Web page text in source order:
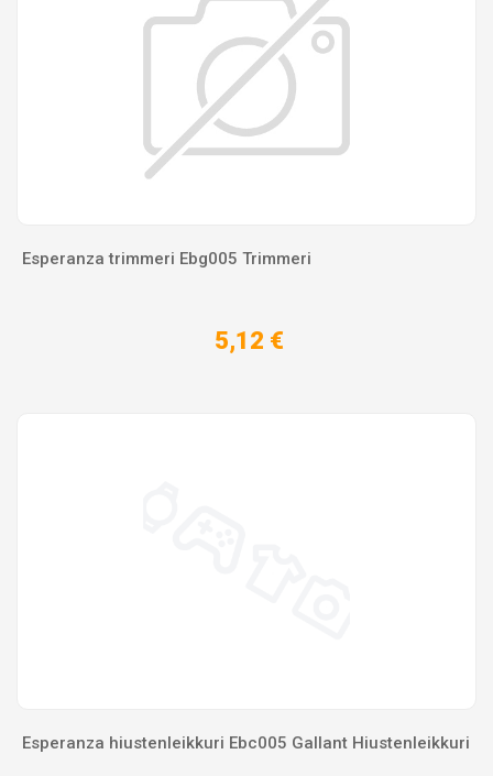
Esperanza trimmeri Ebg005 Trimmeri
5,12 €
Esperanza hiustenleikkuri Ebc005 Gallant Hiustenleikkuri